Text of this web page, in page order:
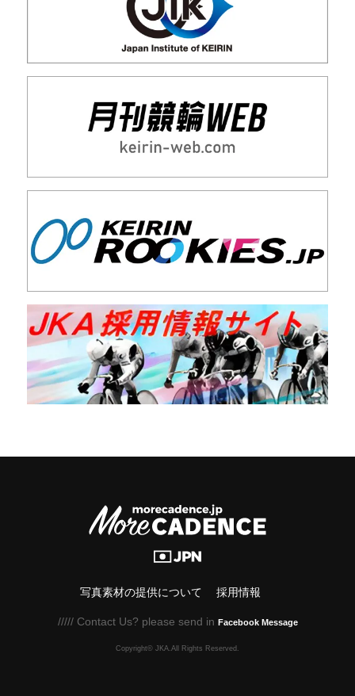
写真素材の提供について 採用情報
///// Contact Us? please send in Facebook Message
Copyright© JKA.All Rights Reserved.